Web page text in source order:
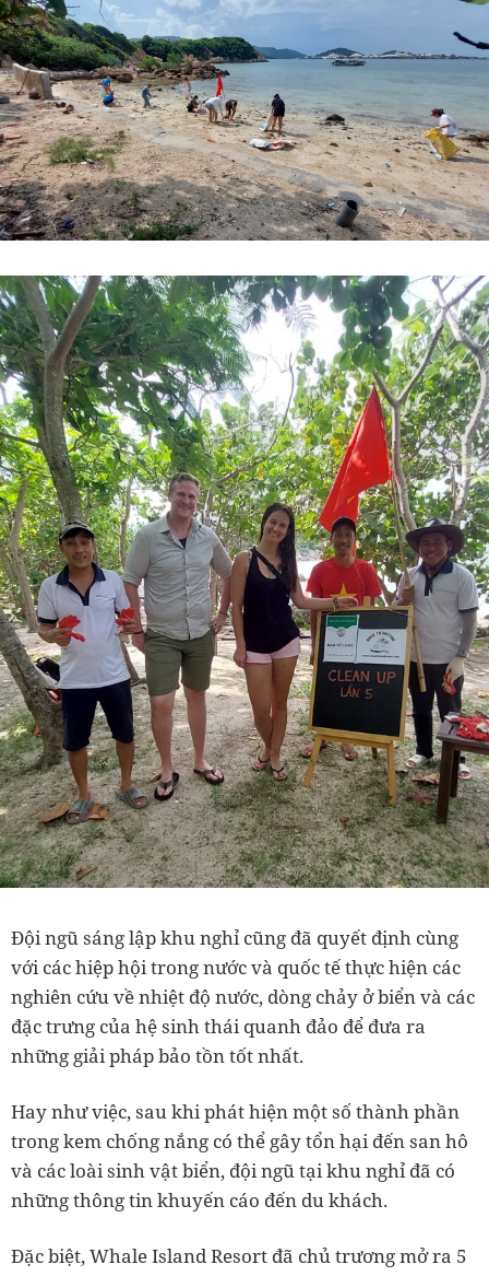
Đội ngũ sáng lập khu nghỉ cũng đã quyết định cùng
với các hiệp hội trong nước và quốc tế thực hiện các
nghiên cứu về nhiệt độ nước, dòng chảy ở biển và các
đặc trưng của hệ sinh thái quanh đảo để đưa ra
những giải pháp bảo tồn tốt nhất.
Hay như việc, sau khi phát hiện một số thành phần
trong kem chống nắng có thể gây tổn hại đến san hô
và các loài sinh vật biển, đội ngũ tại khu nghỉ đã có
những thông tin khuyến cáo đến du khách.
Đặc biệt, Whale Island Resort đã chủ trương mở ra 5